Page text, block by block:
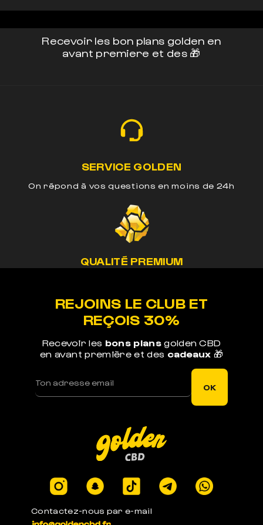
Recevoir les bon plans golden en
avant premiere et des 🎁
SERVICE GOLDEN
On répond à vos questions en moins de 24h
QUALITÉ PREMIUM
Votre commande est expédiée sous 1j ouvré
LEGAL EN EUROPE
Produits certifiés en laboratoires à -0.3% de
THC
Contactez-nous par e-mail
REJOINS LE CLUB ET
REÇOIS 30%
Recevoir les bons plansgolden CBD
en avant première et des cadeaux 🎁
OK